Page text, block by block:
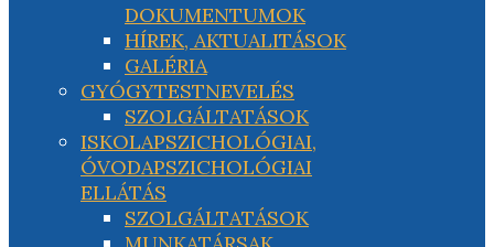
DOKUMENTUMOK
HÍREK, AKTUALITÁSOK
GALÉRIA
GYÓGYTESTNEVELÉS
SZOLGÁLTATÁSOK
ISKOLAPSZICHOLÓGIAI,
ÓVODAPSZICHOLÓGIAI
ELLÁTÁS
SZOLGÁLTATÁSOK